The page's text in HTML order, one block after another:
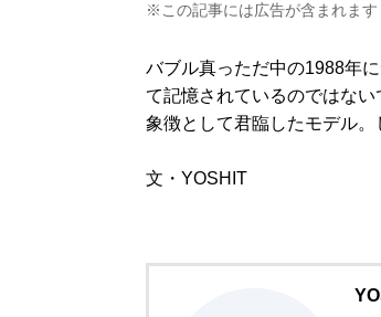
※この記事には広告が含まれます
バブル真っただ中の1988年
て記憶されているのではな
象徴として君臨したモデル
文・YOSHIT